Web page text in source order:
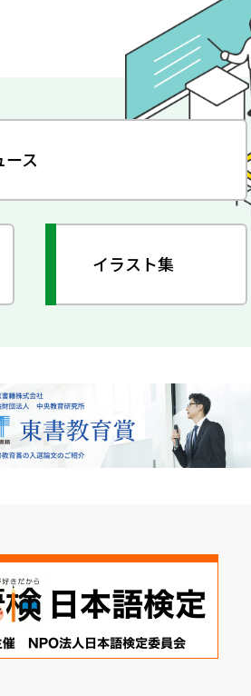
ース
イラスト集